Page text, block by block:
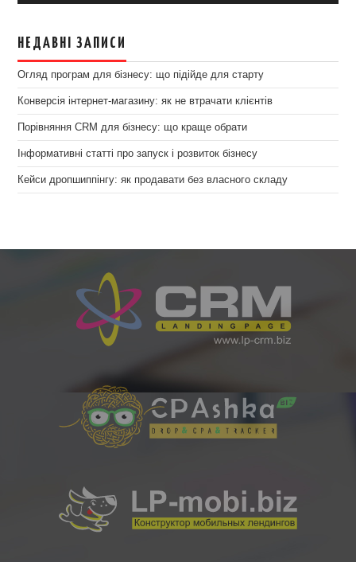
НЕДАВНІ ЗАПИСИ
Огляд програм для бізнесу: що підійде для старту
Конверсія інтернет-магазину: як не втрачати клієнтів
Порівняння CRM для бізнесу: що краще обрати
Інформативні статті про запуск і розвиток бізнесу
Кейси дропшиппінгу: як продавати без власного складу